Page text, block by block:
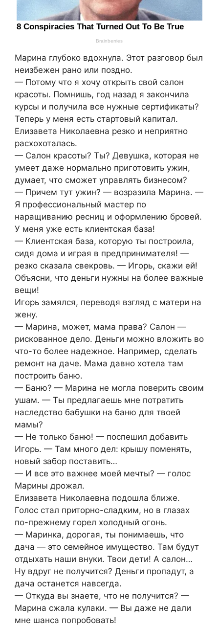
Марина глубоко вдохнула. Этот разговор был
неизбежен рано или поздно.
— Потому что я хочу открыть свой салон
красоты. Помнишь, год назад я закончила
курсы и получила все нужные сертификаты?
Теперь у меня есть стартовый капитал.
Елизавета Николаевна резко и неприятно
расхохоталась.
— Салон красоты? Ты? Девушка, которая не
умеет даже нормально приготовить ужин,
думает, что сможет управлять бизнесом?
— Причем тут ужин? — возразила Марина. —
Я профессиональный мастер по
наращиванию ресниц и оформлению бровей.
У меня уже есть клиентская база!
— Клиентская база, которую ты построила,
сидя дома и играя в предпринимателя! —
резко сказала свекровь. — Игорь, скажи ей!
Объясни, что деньги нужны на более важные
вещи!
Игорь замялся, переводя взгляд с матери на
жену.
— Марина, может, мама права? Салон —
рискованное дело. Деньги можно вложить во
что-то более надежное. Например, сделать
ремонт на даче. Мама давно хотела там
построить баню.
— Баню? — Марина не могла поверить своим
ушам. — Ты предлагаешь мне потратить
наследство бабушки на баню для твоей
мамы?
— Не только баню! — поспешил добавить
Игорь. — Там много дел: крышу поменять,
новый забор поставить…
— И все это важнее моей мечты? — голос
Марины дрожал.
Елизавета Николаевна подошла ближе.
Голос стал приторно-сладким, но в глазах
по-прежнему горел холодный огонь.
— Маринка, дорогая, ты понимаешь, что
дача — это семейное имущество. Там будут
отдыхать наши внуки. Твои дети! А салон…
Ну вдруг не получится? Деньги пропадут, а
дача останется навсегда.
— Откуда вы знаете, что не получится? —
Марина сжала кулаки. — Вы даже не дали
мне шанса попробовать!